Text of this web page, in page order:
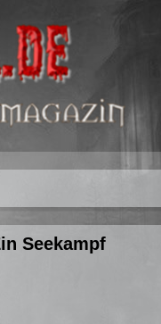
Seekampf